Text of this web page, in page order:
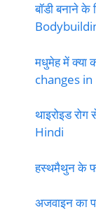
बॉडी बनाने के
मधुमेह में
changes
थाइरोइड
Hindi
हस्थमैथुन के
अजवाइन का